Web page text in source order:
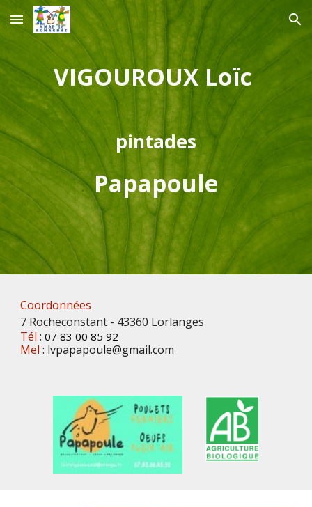
Skip to main content Skip to navigation
VIGOUROUX Loïc
pintades
Papapoule
Coordonnées
7 Rocheconstant - 43360 Lorlanges
Tél :07 83 00 85 92
Mel : lvpapapoule@gmail.com